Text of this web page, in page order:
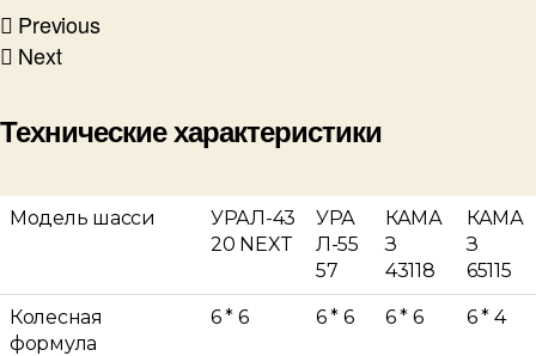
Previous
Next
Технические характеристики
Модель шасси
УРАЛ-43
20 NEXT
УРА
Л-55
57
КАМА
З
43118
КАМА
З
65115
Колесная
формула
6 * 6 6 * 6 6 * 6 6 * 4